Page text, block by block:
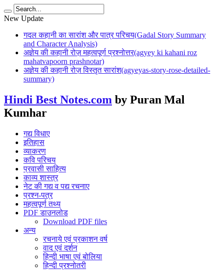
New Update
गदल कहानी का सारांश और पात्र परिचय(Gadal Story Summary
and Character Analysis)
अज्ञेय की कहानी रोज़ महत्वपूर्ण प्रश्नोत्तर(agyey ki kahani roz
mahatvapoorn prashnotar)
अज्ञेय की कहानी रोज़ विस्तृत सारांश(agyeyas-story-rose-detailed-
summary)
Hindi Best Notes.com by Puran Mal
Kumhar
गद्य विधाए
इतिहास
व्याकरण
कवि परिचय
प्रवासी साहित्य
काव्य शास्त्र
नेट की गद्य व पद्य रचनाए
प्रश्न-पत्र
महत्वपूर्ण तथ्य
PDF डाउनलोड
Download PDF files
अन्य
रचनाये एवं प्रकाशन वर्ष
वाद एवं दर्शन
हिन्दी भाषा एवं बोलिया
हिन्दी प्रश्नोतरी